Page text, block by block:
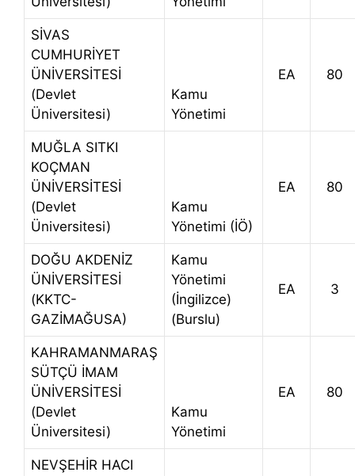
SİVAS
CUMHURİYET
ÜNİVERSİTESİ
(Devlet
Üniversitesi)
Kamu
Yönetimi
EA 80
MUĞLA SITKI
KOÇMAN
ÜNİVERSİTESİ
(Devlet
Üniversitesi)
Kamu
Yönetimi (İÖ)
EA 80
DOĞU AKDENİZ
ÜNİVERSİTESİ
(KKTC-
GAZİMAĞUSA)
Kamu
Yönetimi
(İngilizce)
(Burslu)
EA 3
KAHRAMANMARAŞ
SÜTÇÜ İMAM
ÜNİVERSİTESİ
(Devlet
Üniversitesi)
Kamu
Yönetimi
EA 80
NEVŞEHİR HACI